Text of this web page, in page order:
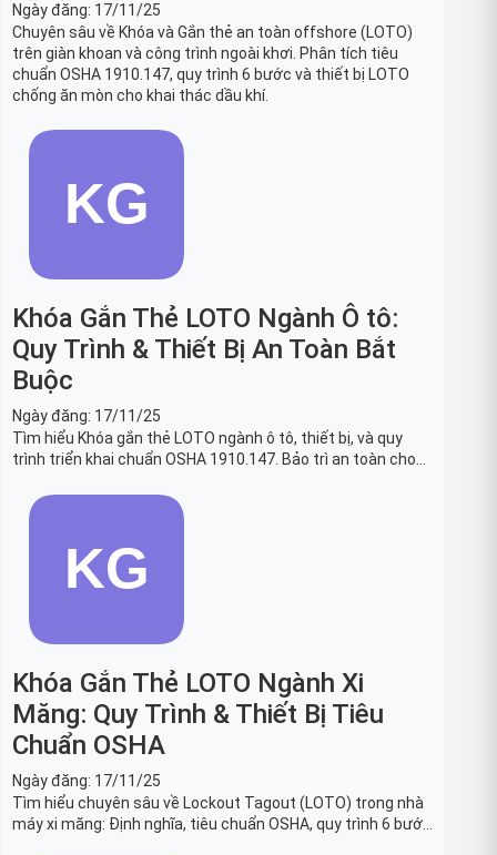
Ngày đăng: 17/11/25
Chuyên sâu về Khóa và Gắn thẻ an toàn offshore (LOTO)
trên giàn khoan và công trình ngoài khơi. Phân tích tiêu
chuẩn OSHA 1910.147, quy trình 6 bước và thiết bị LOTO
chống ăn mòn cho khai thác dầu khí.
Khóa Gắn Thẻ LOTO Ngành Ô tô:
Quy Trình & Thiết Bị An Toàn Bắt
Buộc
Ngày đăng: 17/11/25
Tìm hiểu Khóa gắn thẻ LOTO ngành ô tô, thiết bị, và quy
trình triển khai chuẩn OSHA 1910.147. Bảo trì an toàn cho
Khóa Gắn Thẻ LOTO Ngành Xi
Măng: Quy Trình & Thiết Bị Tiêu
Chuẩn OSHA
Ngày đăng: 17/11/25
Tìm hiểu chuyên sâu về Lockout Tagout (LOTO) trong nhà
máy xi măng: Định nghĩa, tiêu chuẩn OSHA, quy trình 6 bước